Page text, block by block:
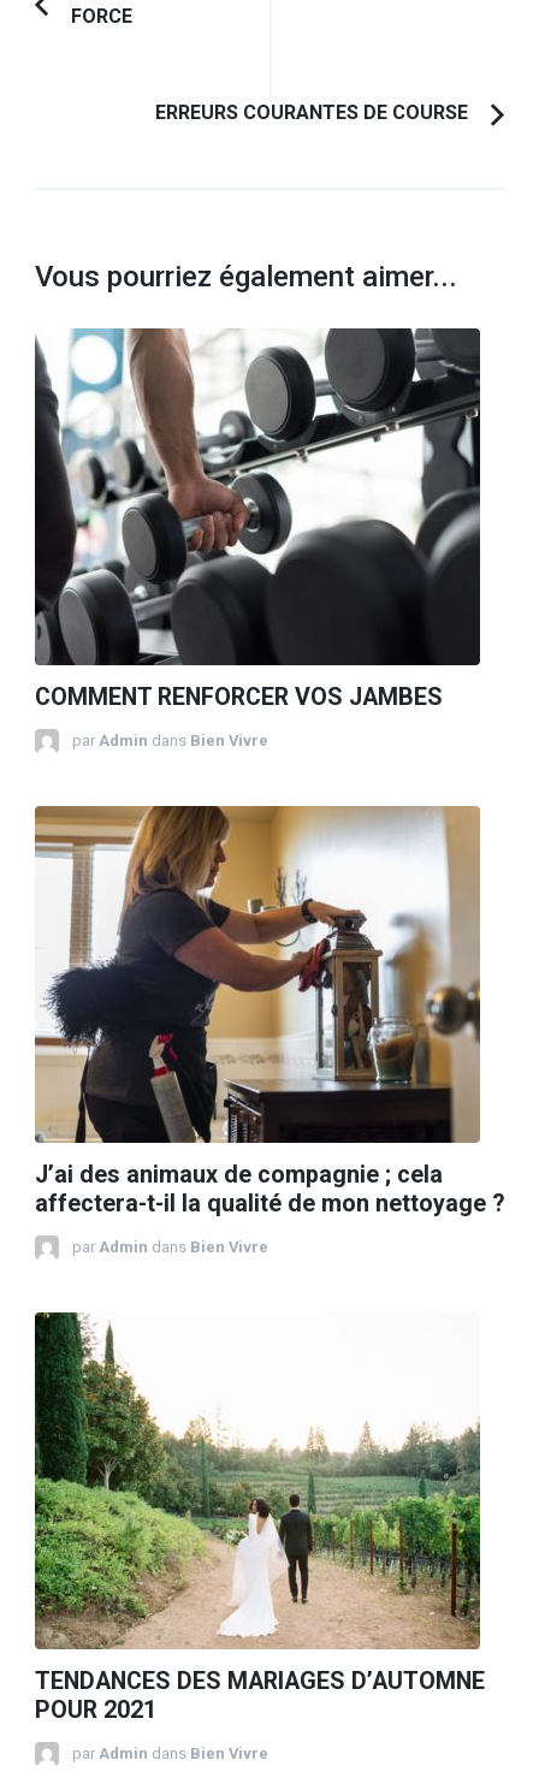
d'article
Article
FORCE
ERREURS COURANTES DE COURSE
Vous pourriez également aimer...
COMMENT RENFORCER VOS JAMBES
par Admin dans Bien Vivre
J’ai des animaux de compagnie ; cela
affectera-t-il la qualité de mon nettoyage ?
par Admin dans Bien Vivre
TENDANCES DES MARIAGES D’AUTOMNE
POUR 2021
par Admin dans Bien Vivre